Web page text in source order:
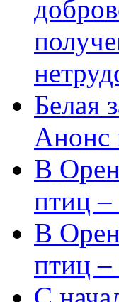
Белая
Анонс
В
птиц –
В
птиц